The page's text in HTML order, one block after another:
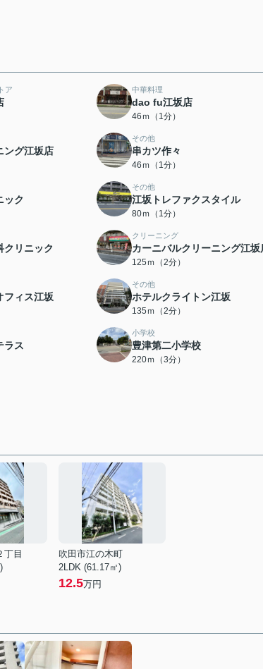
ア 中華料理
dao fu江坂店
46ｍ（1分）
ング江坂店
その他
串カツ作々
46ｍ（1分）
ック
その他
江坂トレファクスタイル
80ｍ（1分）
クリニック
クリーニング
カーニバルクリーニング江坂
125ｍ（2分）
フィス江坂
その他
ホテルクライトン江坂
135ｍ（2分）
ラス
小学校
豊津第二小学校
220ｍ（3分）
丁目
吹田市江の木町
2LDK (61.17㎡)
12.5万円